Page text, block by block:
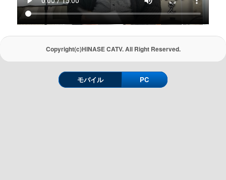
Copyright(c)HINASE CATV. All Right Reserved.
モバイル PC